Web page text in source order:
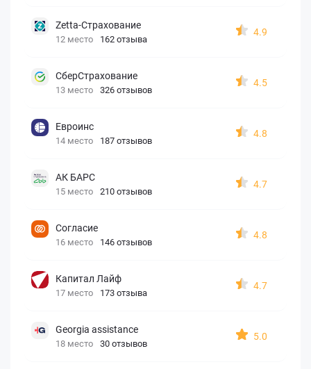
Zetta-Страхование
12 место 162 отзыва
4.9
СберСтрахование
13 место 326 отзывов
4.5
Евроинс
14 место 187 отзывов
4.8
АК БАРС
15 место 210 отзывов
4.7
Согласие
16 место 146 отзывов
4.8
Капитал Лайф
17 место 173 отзыва
4.7
Georgia assistance
18 место 30 отзывов
5.0